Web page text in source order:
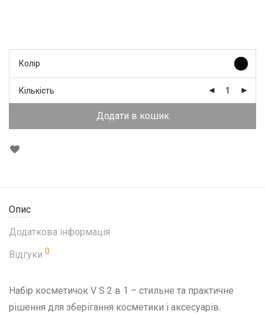
Колір
Кількість
Додати в кошик
Опис
Додаткова інформація
Відгуки 0
Набір косметичок V S 2 в 1 – стильне та практичне
рішення для зберігання косметики і аксесуарів.